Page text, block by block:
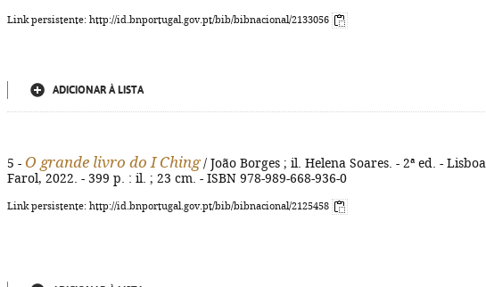
Link persistente: http://id.bnportugal.gov.pt/bib/bibnacional/2133056
ADICIONAR À LISTA
5 - O grande livro do I Ching/ João Borges ; il. Helena Soares. - 2ª ed. -
Farol, 2022. - 399 p. : il. ; 23 cm. - ISBN 978-989-668-936-0
Link persistente: http://id.bnportugal.gov.pt/bib/bibnacional/2125458